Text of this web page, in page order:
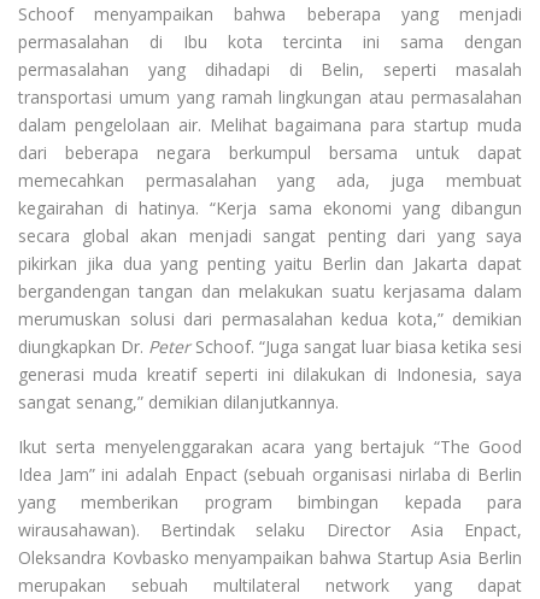
Schoof menyampaikan bahwa beberapa yang menjadi
permasalahan di Ibu kota tercinta ini sama dengan
permasalahan yang dihadapi di Belin, seperti masalah
transportasi umum yang ramah lingkungan atau permasalahan
dalam pengelolaan air. Melihat bagaimana para startup muda
dari beberapa negara berkumpul bersama untuk dapat
memecahkan permasalahan yang ada, juga membuat
kegairahan di hatinya. “Kerja sama ekonomi yang dibangun
secara global akan menjadi sangat penting dari yang saya
pikirkan jika dua yang penting yaitu Berlin dan Jakarta dapat
bergandengan tangan dan melakukan suatu kerjasama dalam
merumuskan solusi dari permasalahan kedua kota,” demikian
diungkapkan Dr. PeterSchoof. “Juga sangat luar biasa ketika sesi
generasi muda kreatif seperti ini dilakukan di Indonesia, saya
sangat senang,” demikian dilanjutkannya.
Ikut serta menyelenggarakan acara yang bertajuk “The Good
Idea Jam” ini adalah Enpact (sebuah organisasi nirlaba di Berlin
yang memberikan program bimbingan kepada para
wirausahawan). Bertindak selaku Director Asia Enpact,
Oleksandra Kovbasko menyampaikan bahwa Startup Asia Berlin
merupakan sebuah multilateral network yang dapat